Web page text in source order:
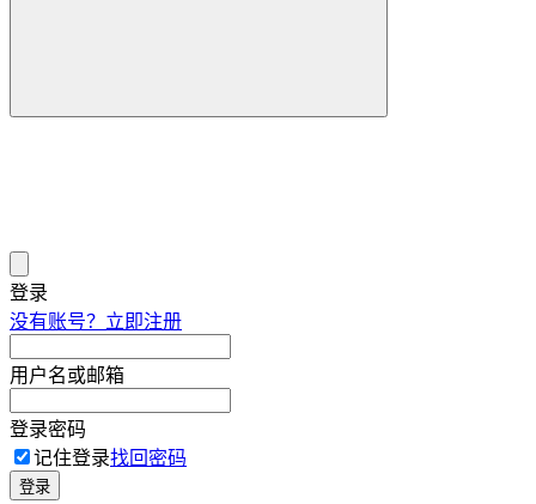
登录
没有账号？立即注册
用户名或邮箱
登录密码
记住登录找回密码
登录